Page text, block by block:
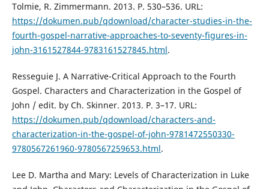
Tolmie, R. Zimmermann. 2013. P. 530–536. URL:
https://dokumen.pub/qdownload/character-studies-in-the-
fourth-gospel-narrative-approaches-to-seventy-figures-in-
john-3161527844-9783161527845.html.
Resseguie J. A Narrative-Critical Approach to the Fourth
Gospel. Characters and Characterization in the Gospel of
John / edit. by Ch. Skinner. 2013. P. 3–17. URL:
https://dokumen.pub/qdownload/characters-and-
characterization-in-the-gospel-of-john-9781472550330-
9780567261960-9780567259653.html.
Lee D. Martha and Mary: Levels of Characterization in Luke